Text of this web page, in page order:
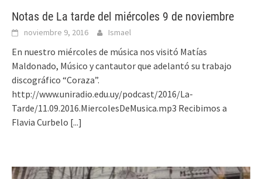
Notas de La tarde del miércoles 9 de noviembre
noviembre 9, 2016 Ismael
En nuestro miércoles de música nos visitó Matías
Maldonado, Músico y cantautor que adelantó su trabajo
discográfico “Coraza”.
http://www.uniradio.edu.uy/podcast/2016/La-
Tarde/11.09.2016.MiercolesDeMusica.mp3 Recibimos a
Flavia Curbelo [...]